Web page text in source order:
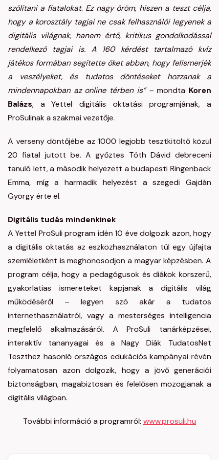
szólítani a fiatalokat. Ez nagy öröm, hiszen a teszt célja,
hogy a korosztály tagjai ne csak felhasználói legyenek a
digitális világnak, hanem értő, kritikus gondolkodással
rendelkező tagjai is. A 160 kérdést tartalmazó kvíz
játékos formában segítette őket abban, hogy felismerjék
a veszélyeket, és tudatos döntéseket hozzanak a
mindennapokban az online térben is”– mondta Koren
Balázs, a Yettel digitális oktatási programjának, a
ProSulinak a szakmai vezetője.
A verseny döntőjébe az 1000 legjobb tesztkitöltő közül
20 fiatal jutott be. A győztes Tóth Dávid debreceni
tanuló lett, a második helyezett a budapesti Ringenback
Emma, míg a harmadik helyezést a szegedi Gajdán
György érte el.
Digitális tudás mindenkinek
A Yettel ProSuli program idén 10 éve dolgozik azon, hogy
a digitális oktatás az eszközhasználaton túl egy újfajta
szemléletként is meghonosodjon a magyar képzésben. A
program célja, hogy a pedagógusok és diákok korszerű,
gyakorlatias ismereteket kapjanak a digitális világ
működéséről – legyen szó akár a tudatos
internethasználatról, vagy a mesterséges intelligencia
megfelelő alkalmazásáról. A ProSuli tanárképzései,
interaktív tananyagai és a Nagy Diák TudatosNet
Teszthez hasonló országos edukációs kampányai révén
folyamatosan azon dolgozik, hogy a jövő generációi
biztonságban, magabiztosan és felelősen mozogjanak a
digitális világban.
További információ a programról: www.prosuli.hu